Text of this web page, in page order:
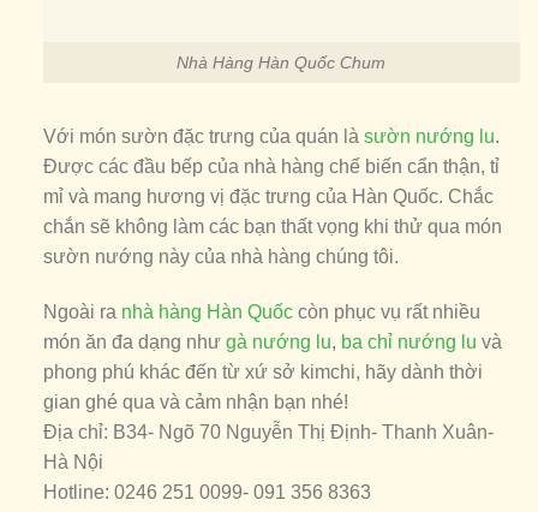
Nhà Hàng Hàn Quốc Chum
Với món sườn đặc trưng của quán là sườn nướng lu.
Được các đầu bếp của nhà hàng chế biến cẩn thận, tỉ
mỉ và mang hương vị đặc trưng của Hàn Quốc. Chắc
chắn sẽ không làm các bạn thất vọng khi thử qua món
sườn nướng này của nhà hàng chúng tôi.
Ngoài ra nhà hàng Hàn Quốccòn phục vụ rất nhiều
món ăn đa dạng như gà nướng lu, ba chỉ nướng lu và
phong phú khác đến từ xứ sở kimchi, hãy dành thời
gian ghé qua và cảm nhận bạn nhé!
Địa chỉ: B34- Ngõ 70 Nguyễn Thị Định- Thanh Xuân-
Hà Nội
Hotline: 0246 251 0099- 091 356 8363